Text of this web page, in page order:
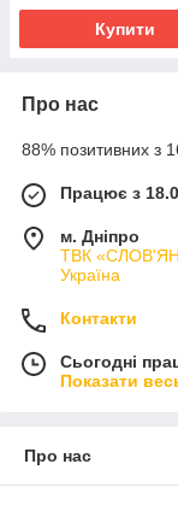
Купити
Про нас
88% позитивних з 16
Працює з
м. Дніпро
ТВК
Україна
Контакти
Сьогодні
Показати
Про нас